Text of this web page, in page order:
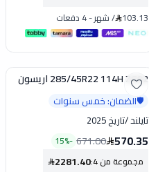
103.13
/شهر-4 دفعات
تخفيض 285/45R22 114H ZG02 اريسون
🛡️الضمان: خمس سنوات
تايلند/تاريخ 2025
570.35
671.00
-
15%
مجموعة من 4 :
2281.40